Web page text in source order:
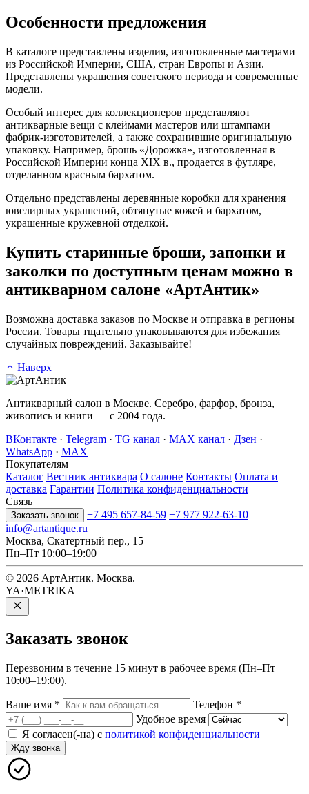
Особенности предложения
В каталоге представлены изделия, изготовленные мастерами
из Российской Империи, США, стран Европы и Азии.
Представлены украшения советского периода и современные
модели.
Особый интерес для коллекционеров представляют
антикварные вещи с клеймами мастеров или штампами
фабрик-изготовителей, а также сохранившие оригинальную
упаковку. Например, брошь «Дорожка», изготовленная в
Российской Империи конца XIX в., продается в футляре,
отделанном красным бархатом.
Отдельно представлены деревянные коробки для хранения
ювелирных украшений, обтянутые кожей и бархатом,
украшенные кружевной отделкой.
Купить старинные броши, запонки и
заколки по доступным ценам можно в
антикварном салоне «АртАнтик»
Возможна доставка заказов по Москве и отправка в регионы
России. Товары тщательно упаковываются для избежания
случайных повреждений. Заказывайте!
Наверх
Антикварный салон в Москве. Серебро, фарфор, бронза,
живопись и книги — с 2004 года.
ВКонтакте · Telegram · TG канал · MAX канал · Дзен ·
WhatsApp · MAX
Покупателям
Каталог Вестник антиквара О салоне Контакты Оплата и
доставка Гарантии Политика конфиденциальности
Связь
Заказать звонок +7 495 657-84-59 +7 977 922-63-10
info@artantique.ru
Москва, Скатертный пер., 15
Пн–Пт 10:00–19:00
© 2026 АртАнтик. Москва.
YA·METRIKA
Заказать звонок
Перезвоним в течение 15 минут в рабочее время (Пн–Пт
10:00–19:00).
Ваше имя * Телефон *
Удобное время
Я согласен(-на) с политикой конфиденциальности
Жду звонка